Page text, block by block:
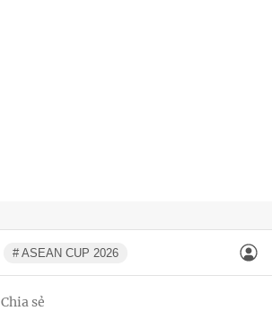
# ASEAN CUP 2026
Chia sẻ